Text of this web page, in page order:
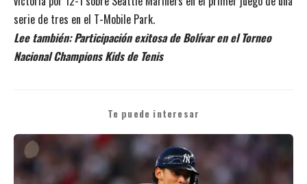
serie de tres en el T-Mobile Park.
Lee también:Participación exitosa de Bolívar en el Torneo
Nacional Champions Kids de Tenis
Te puede interesar